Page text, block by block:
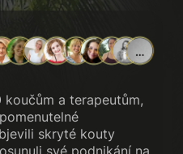
a terapeutům,
skryté kouty